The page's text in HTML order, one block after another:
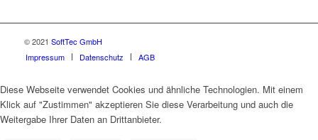
© 2021 SoftTec GmbH
Impressum
Datenschutz AGB
Diese Webseite verwendet Cookies und ähnliche Technologien. Mit einem
Klick auf "Zustimmen" akzeptieren Sie diese Verarbeitung und auch die
Weitergabe Ihrer Daten an Drittanbieter.